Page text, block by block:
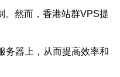
。然而，香港站群VPS提
务器上，从而提高效率和